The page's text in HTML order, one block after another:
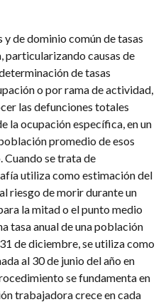
de dominio común de tasas
particularizando causas de
de tasas
o por rama de actividad,
las defunciones totales
la ocupación específica, en un
promedio de esos
se trata de
utiliza como estimación del
riesgo de morir durante un
la mitad o el punto medio
tasa anual de una población
de diciembre, se utiliza como
al 30 de junio del año en
se fundamenta en
trabajadora crece en cada